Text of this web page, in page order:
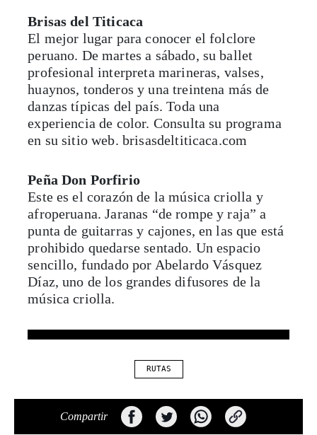
Brisas del Titicaca
El mejor lugar para conocer el folclore
peruano. De martes a sábado, su ballet
profesional interpreta marineras, valses,
huaynos, tonderos y una treintena más de
danzas típicas del país. Toda una
experiencia de color. Consulta su programa
en su sitio web. brisasdeltiticaca.com
Peña Don Porfirio
Este es el corazón de la música criolla y
afroperuana. Jaranas “de rompe y raja” a
punta de guitarras y cajones, en las que está
prohibido quedarse sentado. Un espacio
sencillo, fundado por Abelardo Vásquez
Díaz, uno de los grandes difusores de la
música criolla.
RUTAS
Compartir